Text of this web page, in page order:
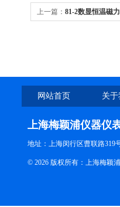
上一篇： 81-2数显恒温磁
网站首页 关
上海梅颖浦仪器仪
地址：上海闵行区曹联路319
© 2026 版权所有：上海梅颖